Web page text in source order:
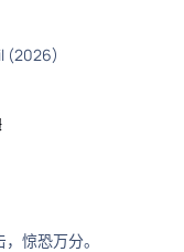
(2026)
惊恐万分。